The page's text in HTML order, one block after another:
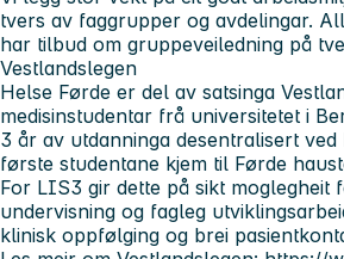
tvers av faggrupper og avdelingar.
har tilbud om gruppeveiledning på
Vestlandslegen
Helse Førde er del av satsinga
medisinstudentar frå universitetet i
3 år av utdanninga desentralisert ved
første studentane kjem til Førde
For LIS3 gir dette på sikt moglegheit
undervisning og fagleg
klinisk oppfølging og brei